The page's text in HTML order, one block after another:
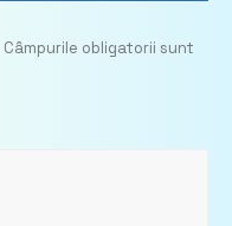
Câmpurile obligatorii sunt